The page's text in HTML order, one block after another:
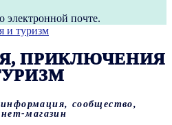
электронной почте.
и туризм
ПРИКЛЮЧЕНИЯ
сообщество,
магазин